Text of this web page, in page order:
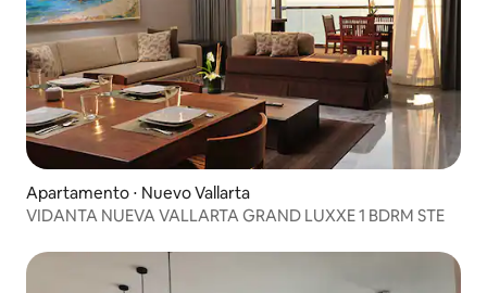
Apartamento ⋅ Nuevo Vallarta
VIDANTA NUEVA VALLARTA GRAND LUXXE 1 BDRM STE